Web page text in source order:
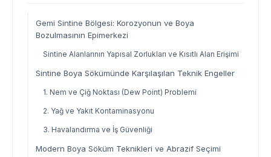
Gemi Sintine Bölgesi: Korozyonun ve Boya
Bozulmasının Epimerkezi
Sintine Alanlarının Yapısal Zorlukları ve Kısıtlı Alan Erişimi
Sintine Boya Sökümünde Karşılaşılan Teknik Engeller
1. Nem ve Çiğ Noktası (Dew Point) Problemi
2. Yağ ve Yakıt Kontaminasyonu
3. Havalandırma ve İş Güvenliği
Modern Boya Söküm Teknikleri ve Abrazif Seçimi